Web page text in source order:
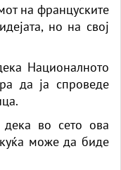
на француските
но на свој
Националното
да ја спроведе
во сето ова
може да биде